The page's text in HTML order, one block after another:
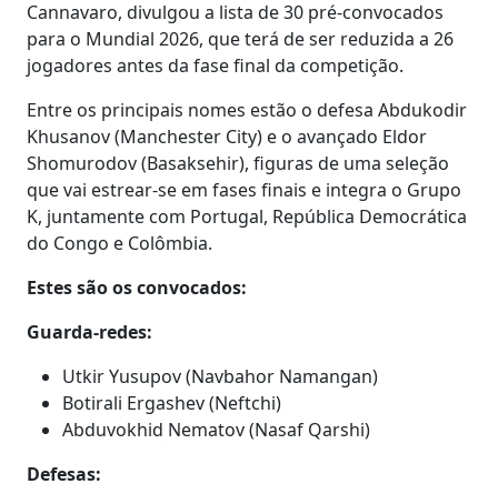
Cannavaro, divulgou a lista de 30 pré-convocados
para o Mundial 2026, que terá de ser reduzida a 26
jogadores antes da fase final da competição.
Entre os principais nomes estão o defesa Abdukodir
Khusanov (Manchester City) e o avançado Eldor
Shomurodov (Basaksehir), figuras de uma seleção
que vai estrear-se em fases finais e integra o Grupo
K, juntamente com Portugal, República Democrática
do Congo e Colômbia.
Estes são os convocados:
Guarda-redes:
Utkir Yusupov (Navbahor Namangan)
Botirali Ergashev (Neftchi)
Abduvokhid Nematov (Nasaf Qarshi)
Defesas: